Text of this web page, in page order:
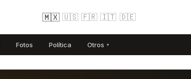
🇲🇽 🇺🇸 🇫🇷 🇮🇹 🇩🇪
Fotos Política Otros ▾